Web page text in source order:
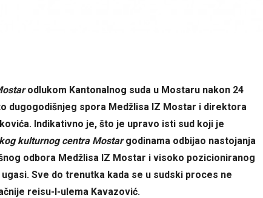
odlukom Kantonalnog suda u Mostaru nakon 24
dugogodišnjeg spora Medžlisa IZ Mostar i direktora
Indikativno je, što je upravo isti sud koji je
kulturnog centra Mostargodinama odbijao nastojanja
odbora Medžlisa IZ Mostar i visoko pozicioniranog
Sve do trenutka kada se u sudski proces ne
reisu-l-ulema Kavazović.